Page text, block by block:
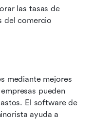
las tasas de
del comercio
mediante mejores
pueden
El software de